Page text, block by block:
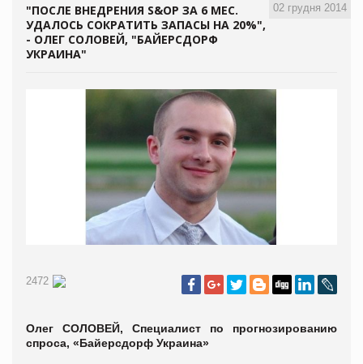
02 грудня 2014
"ПОСЛЕ ВНЕДРЕНИЯ S&OP ЗА 6 МЕС.
УДАЛОСЬ СОКРАТИТЬ ЗАПАСЫ НА 20%",
- ОЛЕГ СОЛОВЕЙ, "БАЙЕРСДОРФ
УКРАИНА"
2472
Олег СОЛОВЕЙ, Специалист по прогнозированию
спроса, «Байерсдорф Украина»